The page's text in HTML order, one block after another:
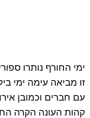
ימי החורף נותרו
זו מביאה עימה ימי
עם חברים וכמובן
קהות העונה הקרה